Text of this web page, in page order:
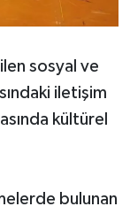
sosyal ve
iletişim
kültürel
bulunan